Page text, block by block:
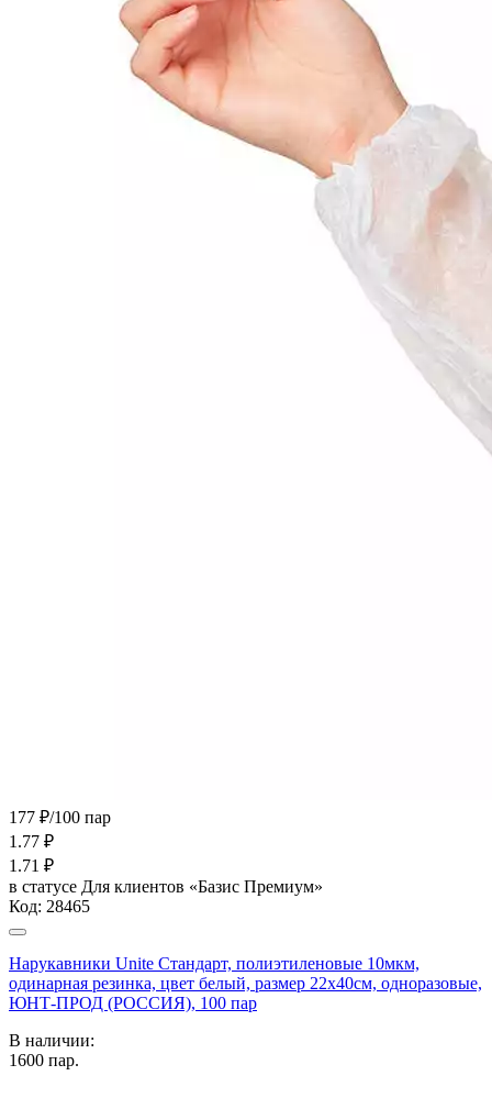
177 ₽/100 пар
1.77 ₽
1.71 ₽
в статусе Для клиентов «Базис Премиум»
Код: 28465
Нарукавники Unite Стандарт, полиэтиленовые 10мкм,
одинарная резинка, цвет белый, размер 22х40см, одноразовые,
ЮНТ-ПРОД (РОССИЯ), 100 пар
В наличии:
1600 пар.